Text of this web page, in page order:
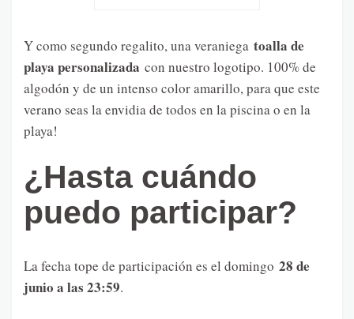
Y como segundo regalito, una veraniega toalla de
playa personalizada con nuestro logotipo. 100% de
algodón y de un intenso color amarillo, para que este
verano seas la envidia de todos en la piscina o en la
playa!
¿Hasta cuándo
puedo participar?
La fecha tope de participación es el domingo 28 de
junio a las 23:59.